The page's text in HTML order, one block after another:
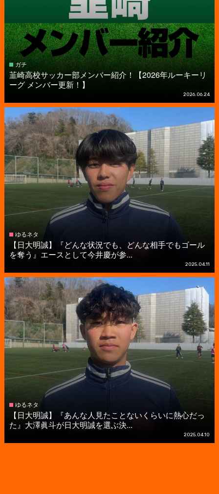
ガチ
韮崎高校サッカー部メンバー紹介！【2026年ルーキーリ
ーグ メンバー更新！】
2026.06.24
ゆるネタ
【日大明誠】『どんな状況でも、どんな相手でもゴール
を奪う』エースとして今井慶が参...
2025.04.11
ゆるネタ
【日大明誠】『あんな人見たことないくらいに熱心だっ
た』大澤眞斗が日大明誠を選ぶ決...
2025.04.10